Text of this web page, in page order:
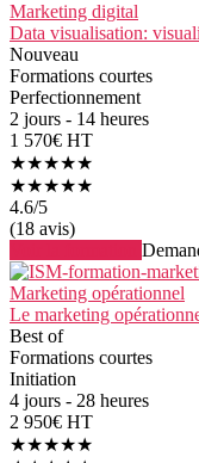
Marketing digital
Data visualisation:
Nouveau
Formations courtes
Perfectionnement
2 jours - 14 heures
1 570€ HT
★★★★★
★★★★★
4.6/5
(18 avis)
Marketing opérationnel
Le marketing
Best of
Formations courtes
Initiation
4 jours - 28 heures
2 950€ HT
★★★★★